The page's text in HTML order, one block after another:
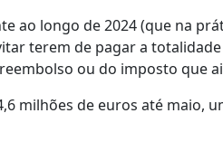
ao longo de 2024 (que na
terem de pagar a
ou do imposto que
milhões de euros até maio,